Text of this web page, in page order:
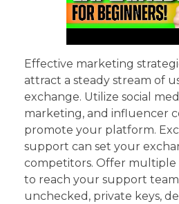
Effective marketing
attract a steady stream of
exchange. Utilize social
marketing, and influencer
promote your platform.
support can set your
competitors. Offer multiple
to reach your support
unchecked, private keys,